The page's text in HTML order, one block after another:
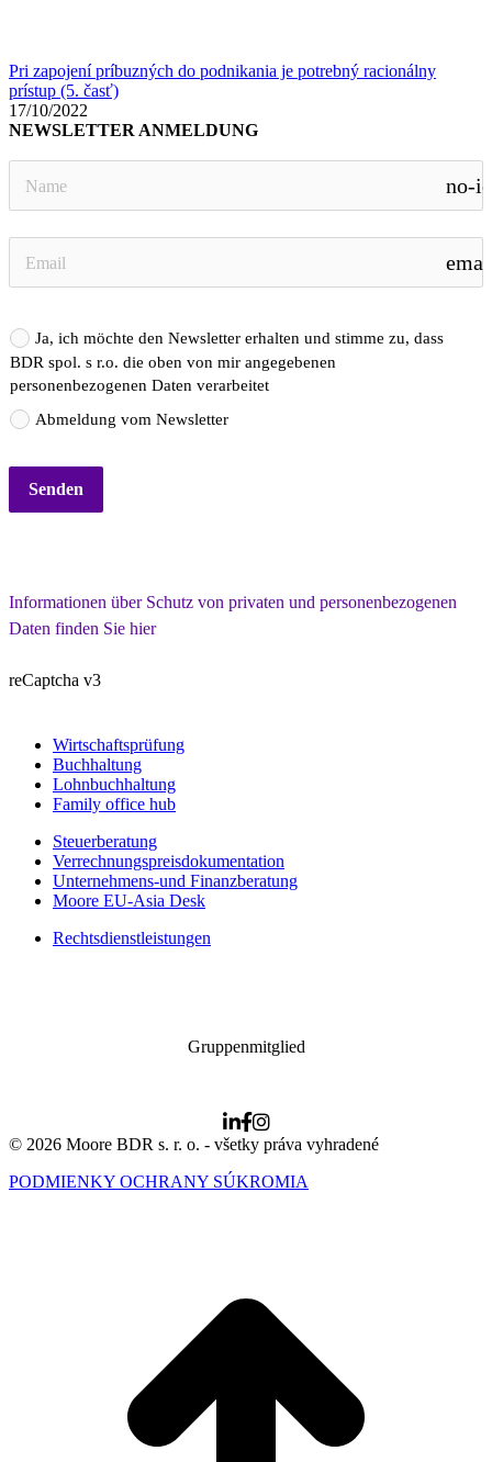
Pri zapojení príbuzných do podnikania je potrebný racionálny
prístup (5. časť)
17/10/2022
NEWSLETTER ANMELDUNG
no-
Ja, ich möchte den Newsletter erhalten und stimme zu, dass
BDR spol. s r.o. die oben von mir angegebenen
personenbezogenen Daten verarbeitet
Abmeldung vom Newsletter
Senden
Informationen über Schutz von privaten und personenbezogenen
Daten finden Sie hier
reCaptcha v3
Wirtschaftsprüfung
Buchhaltung
Lohnbuchhaltung
Family office hub
Steuerberatung
Verrechnungspreisdokumentation
Unternehmens-und Finanzberatung
Moore EU-Asia Desk
Rechtsdienstleistungen
Gruppenmitglied
© 2026 Moore BDR s. r. o. - všetky práva vyhradené
PODMIENKY OCHRANY SÚKROMIA